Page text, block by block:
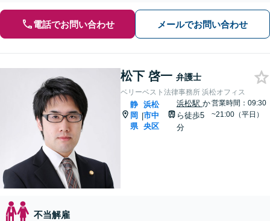
電話でお問い合わせ メールでお問い合わせ
松下 啓一 弁護士
ベリーベスト法律事務所 浜松オフィス
静
岡
県
|
浜松
市中
央区
浜松駅 か
ら徒歩5
分
営業時間：09:30
~21:00（平日）
不当解雇